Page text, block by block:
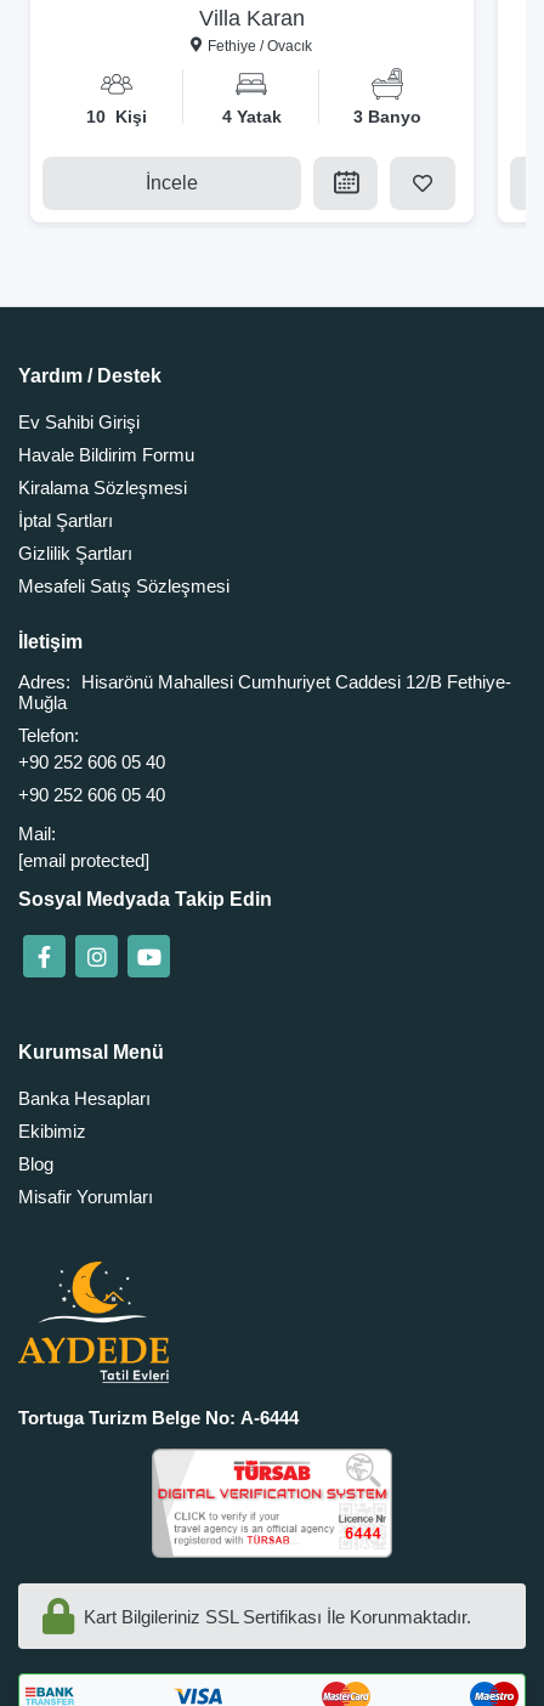
Villa Karan
Fethiye / Ovacık
10 Kişi 4 Yatak 3 Banyo
İncele
Yardım / Destek
Ev Sahibi Girişi
Havale Bildirim Formu
Kiralama Sözleşmesi
İptal Şartları
Gizlilik Şartları
Mesafeli Satış Sözleşmesi
İletişim
Adres:
Hisarönü Mahallesi Cumhuriyet Caddesi 12/B Fethiye-
Muğla
Telefon:
+90 252 606 05 40
+90 252 606 05 40
Mail:
[email protected]
Sosyal Medyada Takip Edin
Kurumsal Menü
Banka Hesapları
Ekibimiz
Blog
Misafir Yorumları
Tortuga Turizm Belge No: A-6444
Kart Bilgileriniz SSL Sertifikası İle Korunmaktadır.